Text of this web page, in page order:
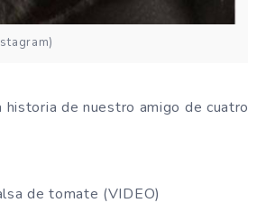
historia de nuestro amigo de cuatro
de tomate (VIDEO)